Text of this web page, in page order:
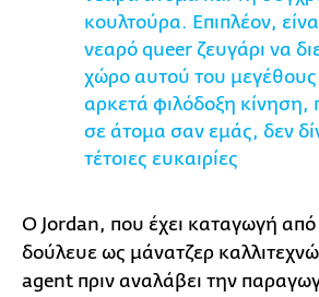
κουλτούρα. Επιπλέον,
νεαρό queer ζευγάρι να
χώρο αυτού του μεγέθους.
αρκετά φιλόδοξη κίνηση,
σε άτομα σαν εμάς, δεν
τέτοιες ευκαιρίες
Ο Jordan, που έχει καταγωγή
δούλευε ως μάνατζερ
agent πριν αναλάβει την